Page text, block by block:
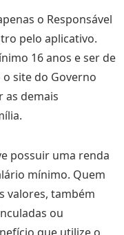
o Responsável
pelo aplicativo.
16 anos e ser de
site do Governo
as demais
possuir uma renda
mínimo. Quem
valores, também
ou